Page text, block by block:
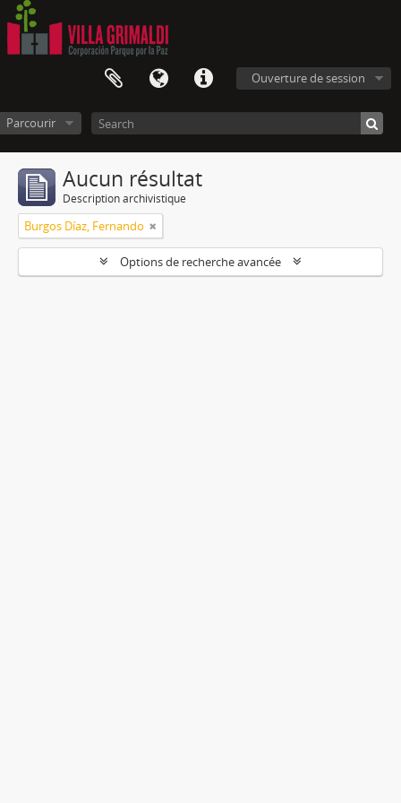
Ouverture de session
Parcourir
Aucun résultat
Description archivistique
Burgos Díaz, Fernando
Options de recherche avancée